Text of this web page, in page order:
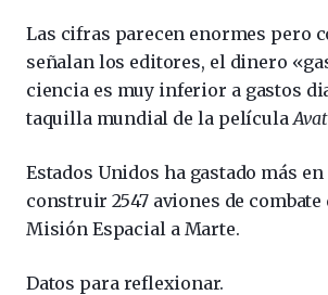
Las cifras parecen enormes pero
señalan los editores, el dinero
ciencia es muy inferior a gastos
taquilla mundial de la película
Estados Unidos ha gastado más
construir 2547 aviones de combate
Misión Espacial a Marte.
Datos para reflexionar.